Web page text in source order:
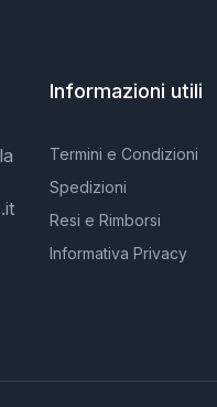
Informazioni utili
Termini e Condizioni
Spedizioni
Resi e Rimborsi
Informativa Privacy